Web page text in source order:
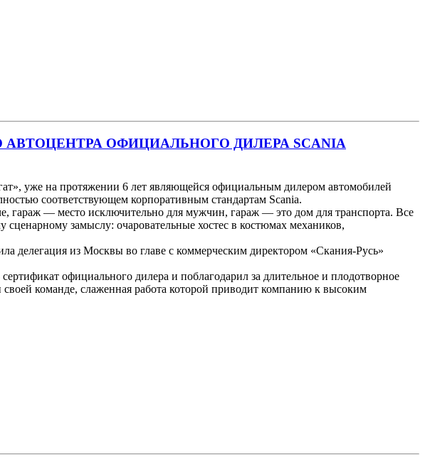
ОФИЦИАЛЬНОГО ДИЛЕРА SCANIA
уже на протяжении 6 лет являющейся официальным дилером автомобилей
соответствующем корпоративным стандартам Scania.
гараж — место исключительно для мужчин, гараж — это дом для транспорта. Все
замыслу: очаровательные хостес в костюмах механиков,
делегация из Москвы во главе с коммерческим директором «Скания-Русь»
официального дилера и поблагодарил за длительное и плодотворное
команде, слаженная работа которой приводит компанию к высоким